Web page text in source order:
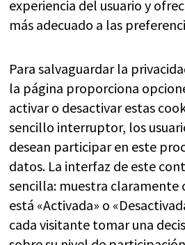
experiencia del usuario y
más adecuado a las
Para salvaguardar la
la página proporciona
activar o desactivar estas
sencillo interruptor, los
desean participar en este
datos. La interfaz de este
sencilla: muestra claramente
está «Activada» o
cada visitante tomar una